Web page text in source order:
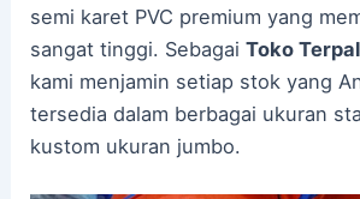
semi karet PVC premium yang
sangat tinggi. SebagaiToko
kami menjamin setiap stok yang
tersedia dalam berbagai ukuran
kustom ukuran jumbo.